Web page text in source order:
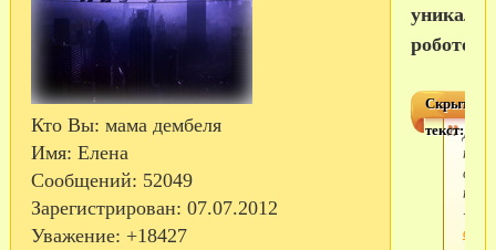
Кто Вы: мама дембеля
Имя: Елена
Сообщений: 52049
Зарегистрирован: 07.07.2012
Уважение: +18427
Скрытый
текст:Для
-